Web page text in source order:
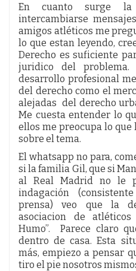
En cuanto surge la
intercambiarse
amigos atléticos me
lo que estan leyendo,
Derecho es suficiente
juridico del
desarrollo profesional
del derecho como el
alejadas del derecho
Me cuesta entender lo
ellos me preocupa lo
sobre el tema.
El whatsapp no para,
si la familia Gil, que si
al Real Madrid no le
indagación
prensa) veo que la
asociacion de
Humo”. Parece claro
dentro de casa. Esta
más, empiezo a pensar
tiro el pie nosotros